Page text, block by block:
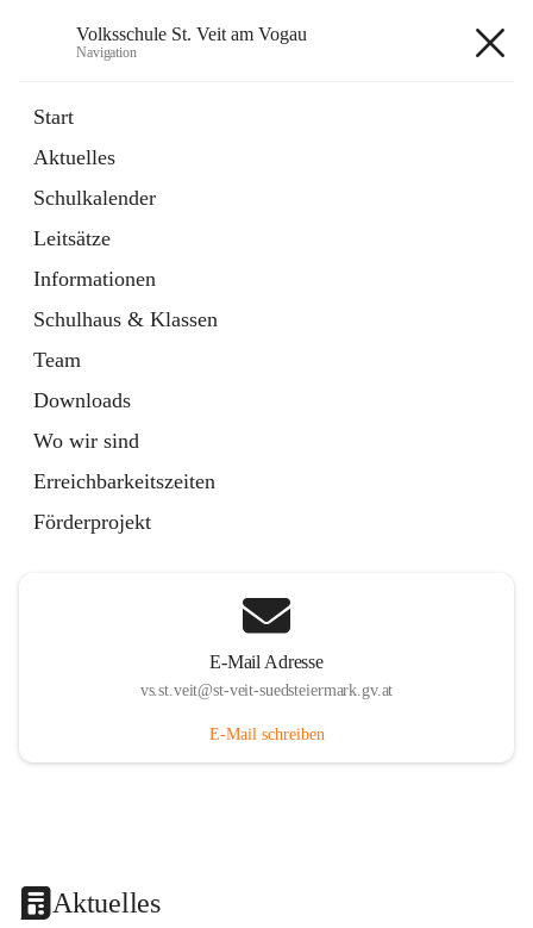
Volksschule St. Veit am Vogau
Navigation
Start
Aktuelles
Schulkalender
Leitsätze
Informationen
Schulhaus & Klassen
Team
Downloads
Wo wir sind
Erreichbarkeitszeiten
Förderprojekt
E-Mail Adresse
vs.st.veit@st-veit-suedsteiermark.gv.at
E-Mail schreiben
Aktuelles